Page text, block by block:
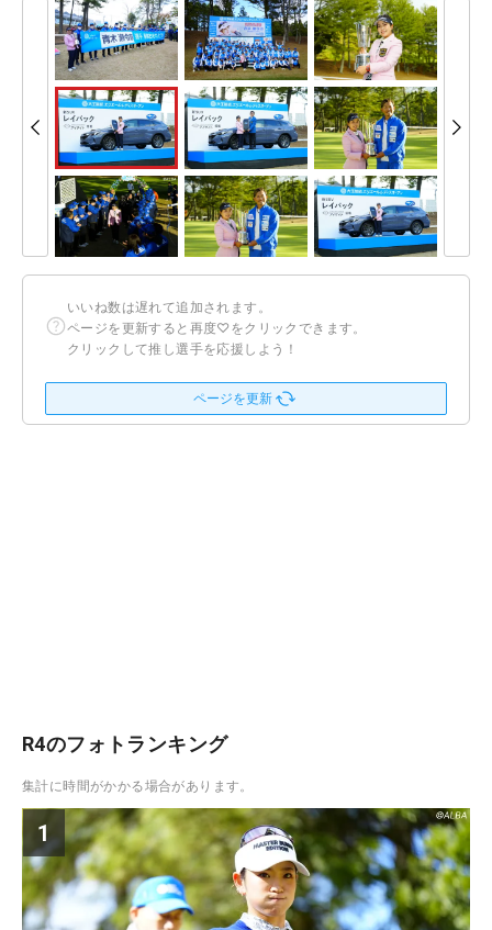
いいね数は遅れて追加されます。
ページを更新すると再度♡をクリックできます。
クリックして推し選手を応援しよう！
ページを更新
R4のフォトランキング
集計に時間がかかる場合があります。
1